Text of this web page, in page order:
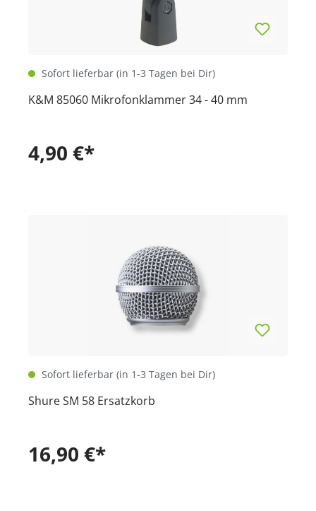
Sofort lieferbar (in 1-3 Tagen bei Dir)
K&M 85060 Mikrofonklammer 34 - 40 mm
4,90 €*
Sofort lieferbar (in 1-3 Tagen bei Dir)
Shure SM 58 Ersatzkorb
16,90 €*